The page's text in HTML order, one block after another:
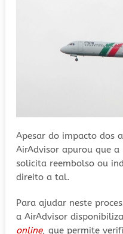
Apesar do impacto dos
AirAdvisor apurou que
solicita reembolso ou
direito a tal.
Para ajudar neste
a AirAdvisor
online, que permite